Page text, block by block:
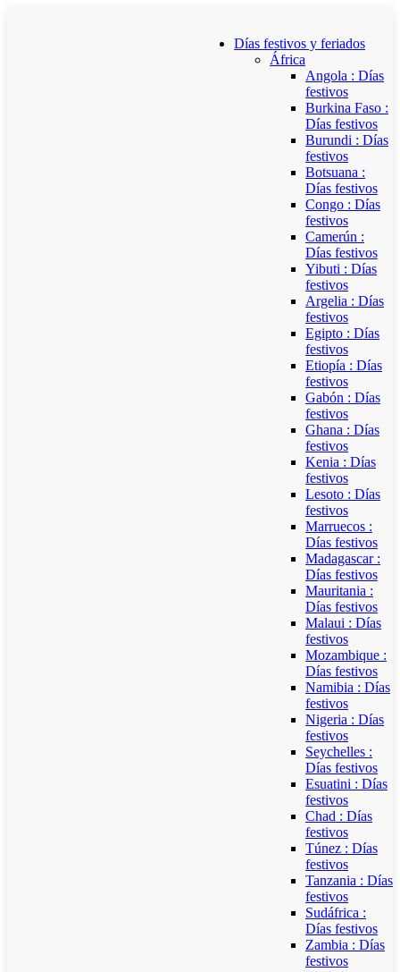
Días festivos y feriados
África
Angola : Días
festivos
Burkina Faso :
Días festivos
Burundi : Días
festivos
Botsuana :
Días festivos
Congo : Días
festivos
Camerún :
Días festivos
Yibuti : Días
festivos
Argelia : Días
festivos
Egipto : Días
festivos
Etiopía : Días
festivos
Gabón : Días
festivos
Ghana : Días
festivos
Kenia : Días
festivos
Lesoto : Días
festivos
Marruecos :
Días festivos
Madagascar :
Días festivos
Mauritania :
Días festivos
Malaui : Días
festivos
Mozambique :
Días festivos
Namibia : Días
festivos
Nigeria : Días
festivos
Seychelles :
Días festivos
Esuatini : Días
festivos
Chad : Días
festivos
Túnez : Días
festivos
Tanzania : Días
festivos
Sudáfrica :
Días festivos
Zambia : Días
festivos